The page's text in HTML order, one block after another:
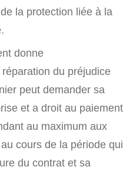
la protection liée à la
donne
du préjudice
peut demander sa
et a droit au paiement
au maximum aux
cours de la période qui
du contrat et sa